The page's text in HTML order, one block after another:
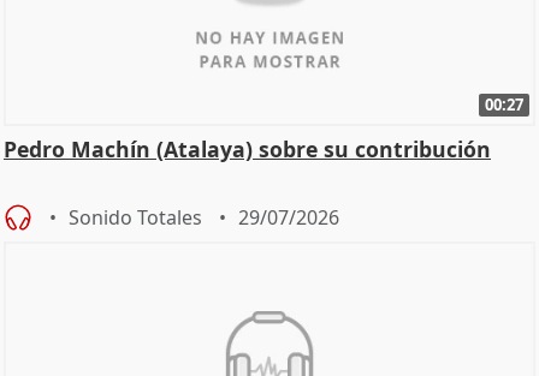
00:27
Pedro Machín (Atalaya) sobre su contribución
Sonido Totales 29/07/2026